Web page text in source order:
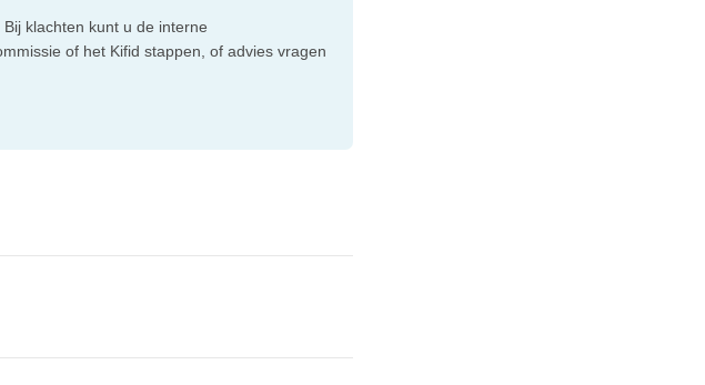
klachten kunt u de interne
of het Kifid stappen, of advies vragen